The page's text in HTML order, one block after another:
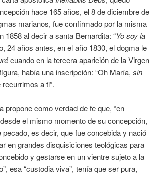
hace 165 años, el 8 de diciembre de
marianos, fue confirmado por la misma
al decir a santa Bernardita: “Yo soy la
24 años antes, en el año 1830, el dogma le
cuando en la tercera aparición de la Virgen
había una inscripción: “Oh María, sin
a ti”.
propone como verdad de fe que, “en
el mismo momento de su concepción,
es decir, que fue concebida y nació
en grandes disquisiciones teológicas para
y gestarse en un vientre sujeto a la
esa “custodia viva”, tenía que ser pura,